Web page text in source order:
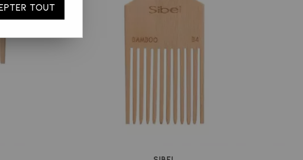
TOUT